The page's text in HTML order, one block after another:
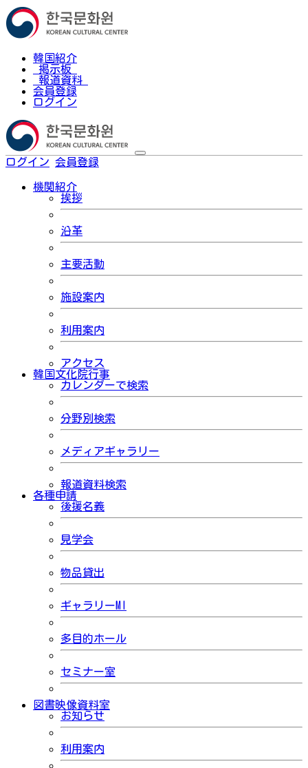
韓国紹介
掲示板
報道資料
会員登録
ログイン
ログイン 会員登録
機関紹介
挨拶
沿革
主要活動
施設案内
利用案内
アクセス
韓国文化院行事
カレンダーで検索
分野別検索
メディアギャラリー
報道資料検索
各種申請
後援名義
見学会
物品貸出
ギャラリーMI
多目的ホール
セミナー室
図書映像資料室
お知らせ
利用案内